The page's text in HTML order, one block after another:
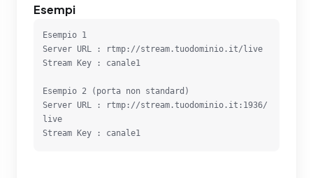
Esempi
Esempio 1
Server URL : rtmp://stream.tuodominio.it/live
Stream Key : canale1
Esempio 2 (porta non standard)
Server URL : rtmp://stream.tuodominio.it:1936/
live
Stream Key : canale1